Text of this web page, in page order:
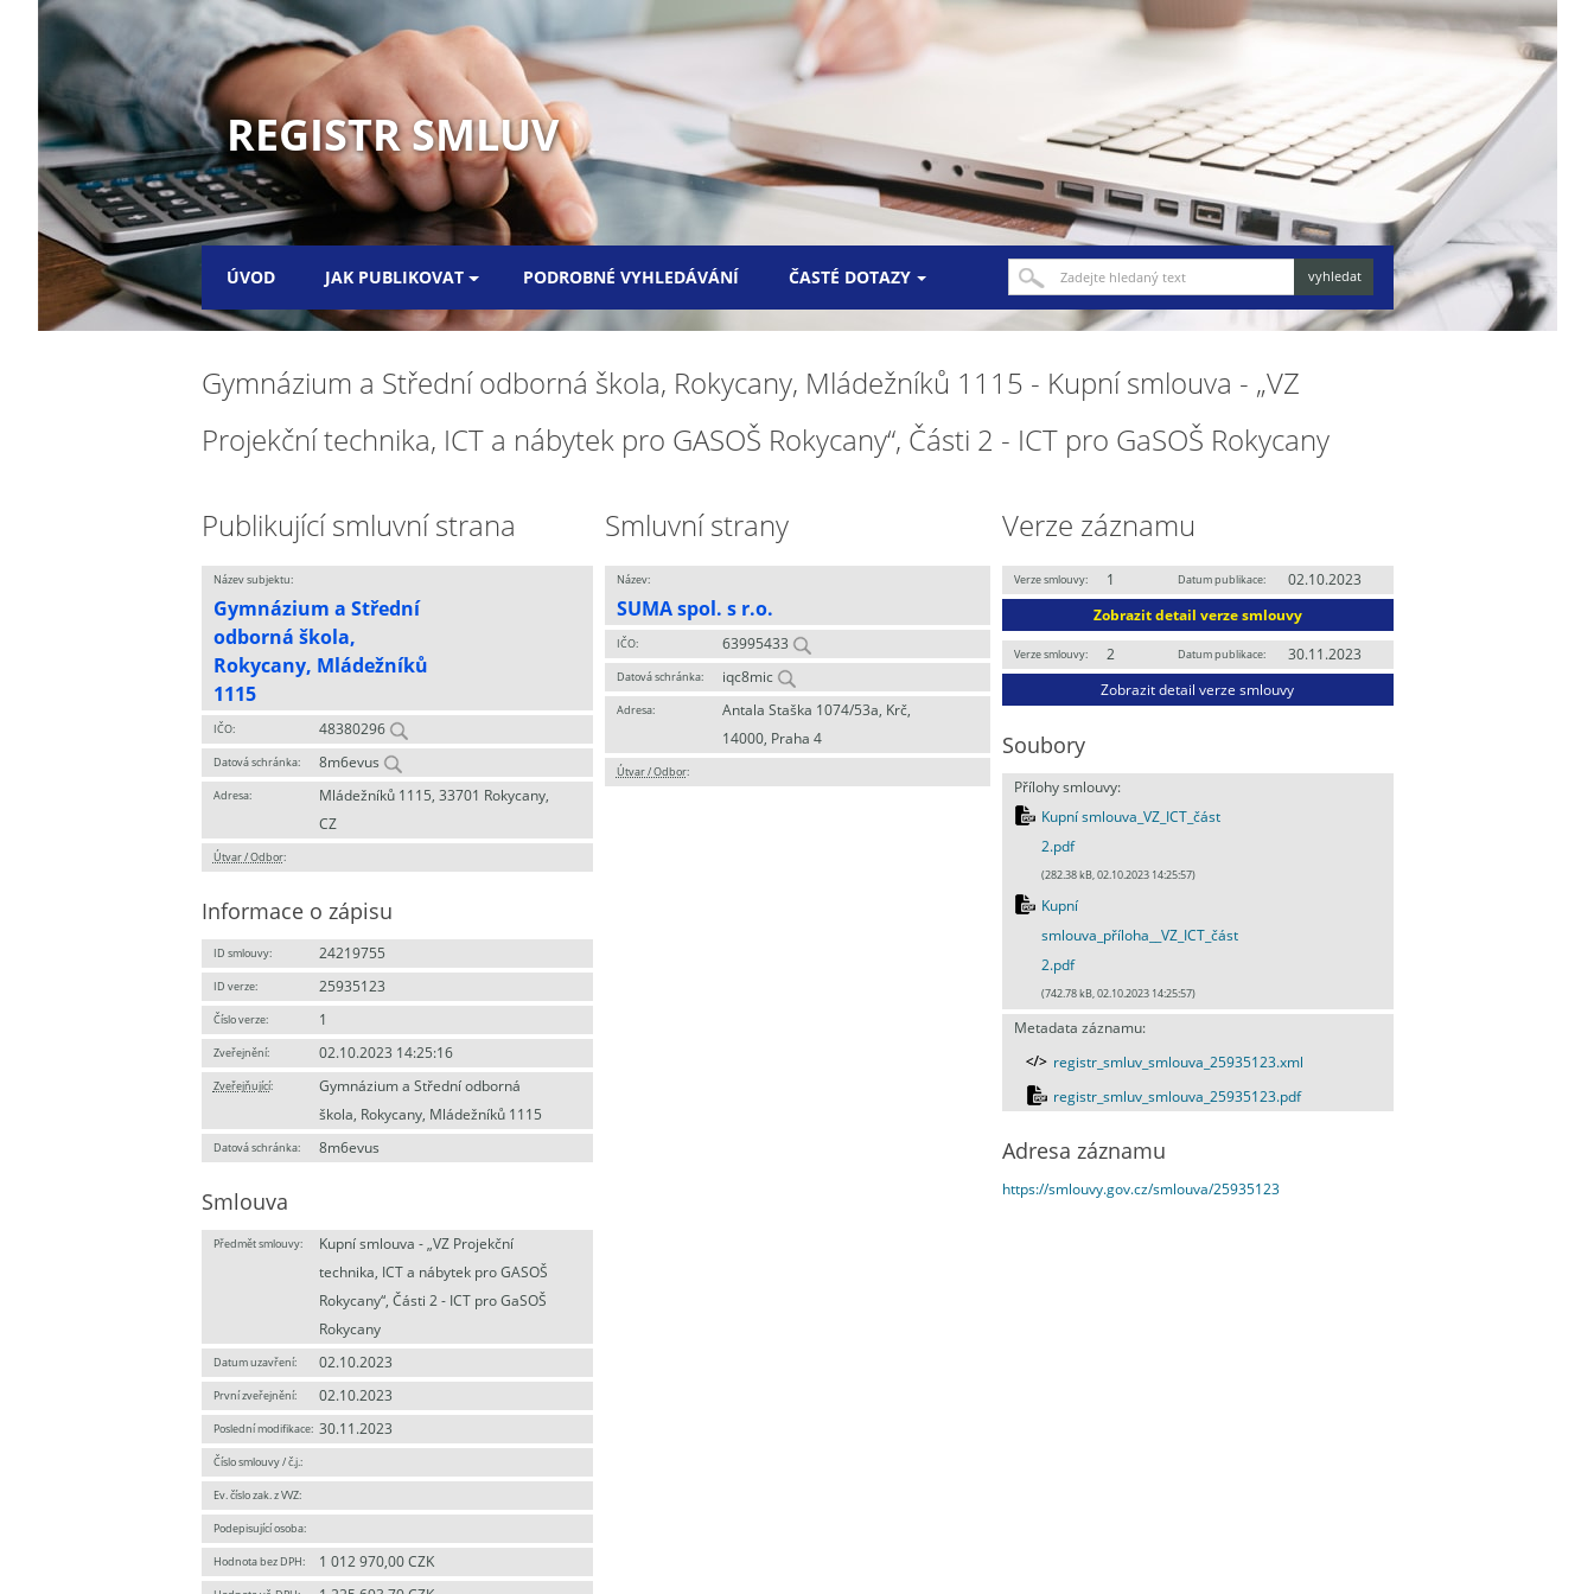
REGISTR SMLUV
ÚVOD JAK PUBLIKOVAT PODROBNÉ VYHLEDÁVÁNÍ ČASTÉ DOTAZY
Gymnázium a Střední odborná škola, Rokycany, Mládežníků 1115 - Kupní smlouva - „VZ
Projekční technika, ICT a nábytek pro GASOŠ Rokycany“, Části 2 - ICT pro GaSOŠ Rokycany
Publikující smluvní strana
Název subjektu:
Gymnázium a Střední
odborná škola,
Rokycany, Mládežníků
1115
IČO: 48380296
Datová schránka: 8m6evus
Adresa:
Mládežníků 1115, 33701 Rokycany,
CZ
Útvar / Odbor:
Informace o zápisu
ID smlouvy: 24219755
ID verze: 25935123
Číslo verze: 1
Zveřejnění: 02.10.2023 14:25:16
Zveřejňující:
Gymnázium a Střední odborná
škola, Rokycany, Mládežníků 1115
Datová schránka: 8m6evus
Smlouva
Předmět smlouvy:
Kupní smlouva - „VZ Projekční
technika, ICT a nábytek pro GASOŠ
Rokycany“, Části 2 - ICT pro GaSOŠ
Rokycany
Datum uzavření: 02.10.2023
První zveřejnění: 02.10.2023
Poslední modifikace: 30.11.2023
Číslo smlouvy / č.j.:
Ev. číslo zak. z VVZ:
Podepisující osoba:
Hodnota bez DPH: 1 012 970,00 CZK
Smluvní strany
Název:
SUMA spol. s r.o.
IČO: 63995433
Datová schránka: iqc8mic
Adresa:
Antala Staška 1074/53a, Krč,
14000, Praha 4
Útvar / Odbor:
Verze záznamu
Verze smlouvy: 1 Datum publikace:
02.10.2023
Zobrazit detail verze smlouvy
Verze smlouvy: 2 Datum publikace:
30.11.2023
Zobrazit detail verze smlouvy
Soubory
Přílohy smlouvy:
Kupní smlouva_VZ_ICT_část
2.pdf
(282.38 kB, 02.10.2023 14:25:57)
Kupní
smlouva_příloha__VZ_ICT_část
2.pdf
(742.78 kB, 02.10.2023 14:25:57)
Metadata záznamu:
registr_smluv_smlouva_25935123.xml
registr_smluv_smlouva_25935123.pdf
Adresa záznamu
https://smlouvy.gov.cz/smlouva/25935123